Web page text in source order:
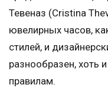
Тевеназ (Cristina
ювелирных часов,
стилей, и
разнообразен, хоть
правилам.